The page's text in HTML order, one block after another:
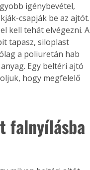
igénybevétel,
csapják be az ajtót.
kell tehát elvégezni. A
tapasz, siloplast
a poliuretán hab
Egy beltéri ajtó
hogy megfelelő
falnyílásba